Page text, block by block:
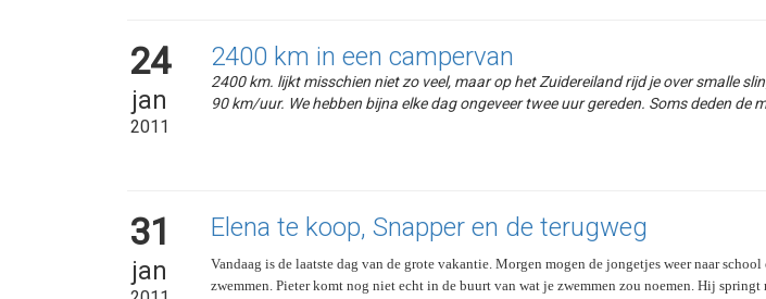
24
jan
2011
2400 km in een campervan
2400 km. lijkt misschien niet zo veel, maar op het Zuidereiland rijd je over smalle
90 km/uur. We hebben bijna elke dag ongeveer twee uur gereden. Soms deden
31
jan
Elena te koop, Snapper en de terugweg
Vandaag is de laatste dag van de grote vakantie. Morgen mogen de jongetjes weer naar
zwemmen. Pieter komt nog niet echt in de buurt van wat je zwemmen zou noemen. Hij springt